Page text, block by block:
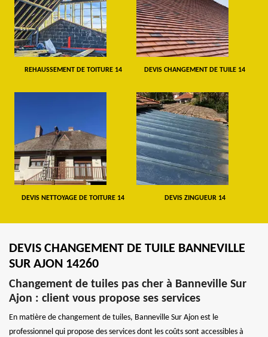
REHAUSSEMENT DE TOITURE 14 DEVIS CHANGEMENT DE TUILE 14
DEVIS NETTOYAGE DE TOITURE 14 DEVIS ZINGUEUR 14
DEVIS CHANGEMENT DE TUILE BANNEVILLE
SUR AJON 14260
Changement de tuiles pas cher à Banneville Sur
Ajon : client vous propose ses services
En matière de changement de tuiles, Banneville Sur Ajon est le
professionnel qui propose des services dont les coûts sont accessibles à